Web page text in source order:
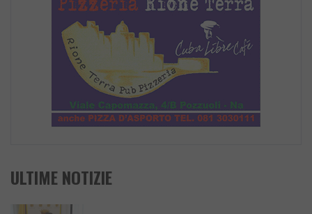
ULTIME NOTIZIE